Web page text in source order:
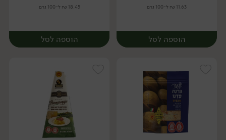
11.63 ₪ ל-100 גרם
הוספה לסל
18.45 ₪ ל-100 גרם
הוספה לסל